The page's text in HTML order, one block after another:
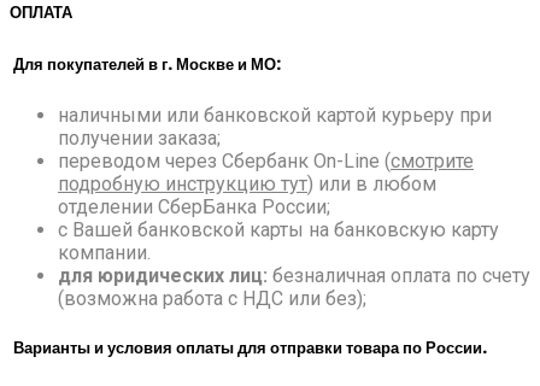
ОПЛАТА
Для покупателей в г. Москве и МО:
наличными или банковской картой курьеру при
получении заказа;
переводом через Сбербанк On-Line (смотрите
подробную инструкцию тут) или в любом
отделении СберБанка России;
с Вашей банковской карты на банковскую карту
компании.
для юридических лиц: безналичная оплата по счету
(возможна работа с НДС или без);
Варианты и условия оплаты для отправки товара по России.